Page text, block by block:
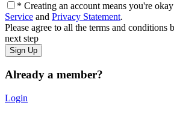
* Creating an account means you're
Service and Privacy Statement.
Please agree to all the terms and conditions
next step
Already a member?
Login